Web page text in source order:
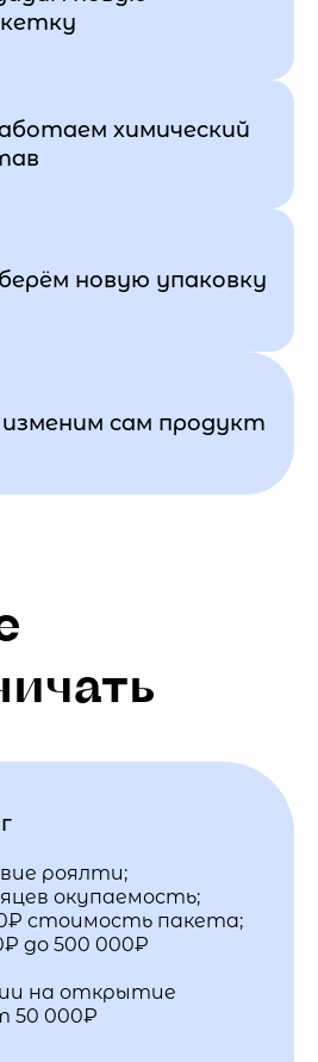
химический
новую упаковку
сам продукт
роялти;
окупаемость;
стоимость пакета;
до 500 000₽
на открытие
50 000₽